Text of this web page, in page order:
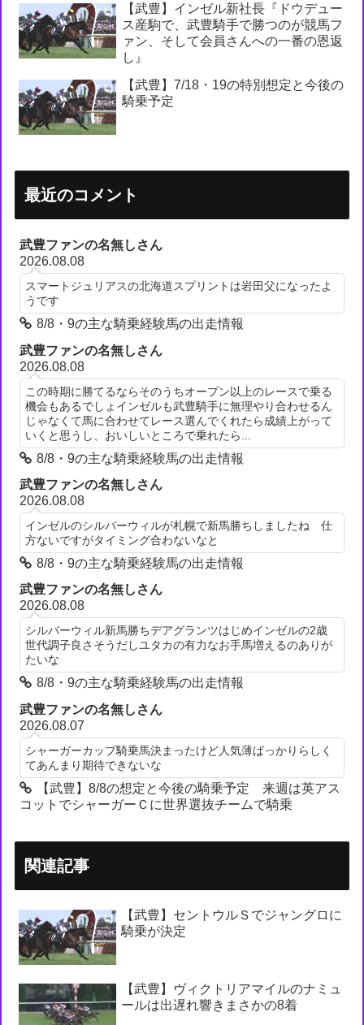
【武豊】インゼル新社長『ドウデュー
ス産駒で、武豊騎手で勝つのが競馬フ
ァン、そして会員さんへの一番の恩返
し』
【武豊】7/18・19の特別想定と今後の
騎乗予定
最近のコメント
武豊ファンの名無しさん
2026.08.08
スマートジュリアスの北海道スプリントは岩田父になったよ
うです
8/8・9の主な騎乗経験馬の出走情報
武豊ファンの名無しさん
2026.08.08
この時期に勝てるならそのうちオープン以上のレースで乗る
機会もあるでしょインゼルも武豊騎手に無理やり合わせるん
じゃなくて馬に合わせてレース選んでくれたら成績上がって
いくと思うし、おいしいところで乗れたら...
8/8・9の主な騎乗経験馬の出走情報
武豊ファンの名無しさん
2026.08.08
インゼルのシルバーウィルが札幌で新馬勝ちしましたね 仕
方ないですがタイミング合わないなと
8/8・9の主な騎乗経験馬の出走情報
武豊ファンの名無しさん
2026.08.08
シルバーウィル新馬勝ちデアグランツはじめインゼルの2歳
世代調子良さそうだしユタカの有力なお手馬増えるのありが
たいな
8/8・9の主な騎乗経験馬の出走情報
武豊ファンの名無しさん
2026.08.07
シャーガーカップ騎乗馬決まったけど人気薄ばっかりらしく
てあんまり期待できないな
【武豊】8/8の想定と今後の騎乗予定 来週は英アス
コットでシャーガーＣに世界選抜チームで騎乗
関連記事
【武豊】セントウルＳでジャングロに
騎乗が決定
【武豊】ヴィクトリアマイルのナミュ
ールは出遅れ響きまさかの8着